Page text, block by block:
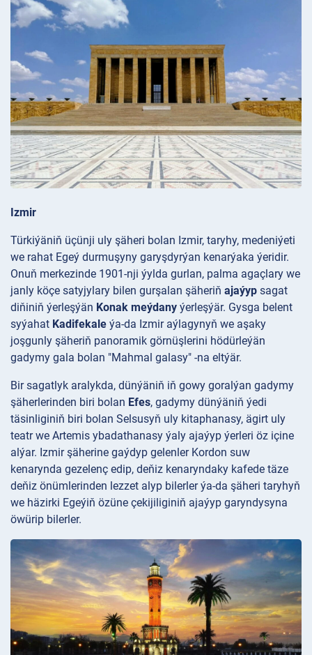
Izmir
Türkiýäniň üçünji uly şäheri bolan Izmir, taryhy, medeniýeti
we rahat Egeý durmuşyny garyşdyrýan kenarýaka ýeridir.
Onuň merkezinde 1901-nji ýylda gurlan, palma agaçlary we
janly köçe satyjylary bilen gurşalan şäheriň ajaýyp sagat
diňiniň ýerleşýän Konak meýdany ýerleşýär. Gysga belent
syýahat Kadifekale ýa-da Izmir aýlagynyň we aşaky
joşgunly şäheriň panoramik görnüşlerini hödürleýän
gadymy gala bolan "Mahmal galasy" -na eltýär.
Bir sagatlyk aralykda, dünýäniň iň gowy goralýan gadymy
şäherlerinden biri bolan Efes, gadymy dünýäniň ýedi
täsinliginiň biri bolan Selsusyň uly kitaphanasy, ägirt uly
teatr we Artemis ybadathanasy ýaly ajaýyp ýerleri öz içine
alýar. Izmir şäherine gaýdyp gelenler Kordon suw
kenarynda gezelenç edip, deňiz kenaryndaky kafede täze
deňiz önümlerinden lezzet alyp bilerler ýa-da şäheri taryhyň
we häzirki Egeýiň özüne çekijiliginiň ajaýyp garyndysyna
öwürip bilerler.